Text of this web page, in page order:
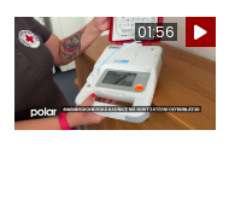
01:56